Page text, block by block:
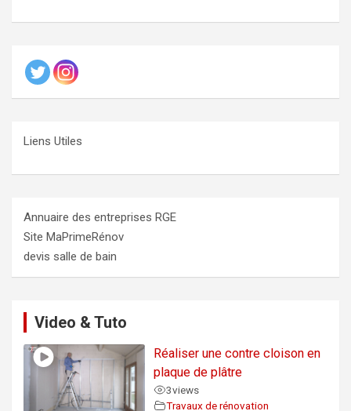
Liens Utiles
Annuaire des entreprises RGE
Site MaPrimeRénov
devis salle de bain
Video & Tuto
Réaliser une contre cloison en
plaque de plâtre
3views
Travaux de rénovation